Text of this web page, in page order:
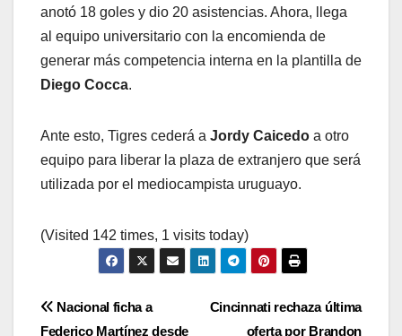
anotó 18 goles y dio 20 asistencias. Ahora, llega
al equipo universitario con la encomienda de
generar más competencia interna en la plantilla de
Diego Cocca.
Ante esto, Tigres cederá a Jordy Caicedo a otro
equipo para liberar la plaza de extranjero que será
utilizada por el mediocampista uruguayo.
(Visited 142 times, 1 visits today)
Navegación
Cincinnati rechaza última
oferta por Brandon
Nacional ficha a
Federico Martínez desde